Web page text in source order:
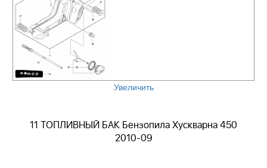
Увеличить
11 ТОПЛИВНЫЙ БАК Бензопила Хускварна 450
2010-09